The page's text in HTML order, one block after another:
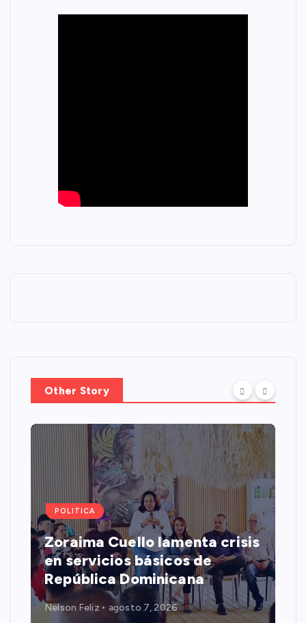
Other Story
POLITICA
Zoraima Cuello lamenta crisis
en servicios básicos de
República Dominicana
Nelson Feliz agosto 7, 2026